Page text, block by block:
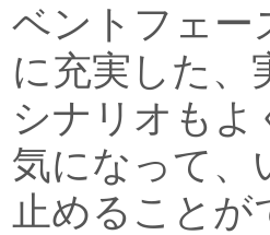
ベントフェー
に充実した、
シナリオも
気になって、
止めることが